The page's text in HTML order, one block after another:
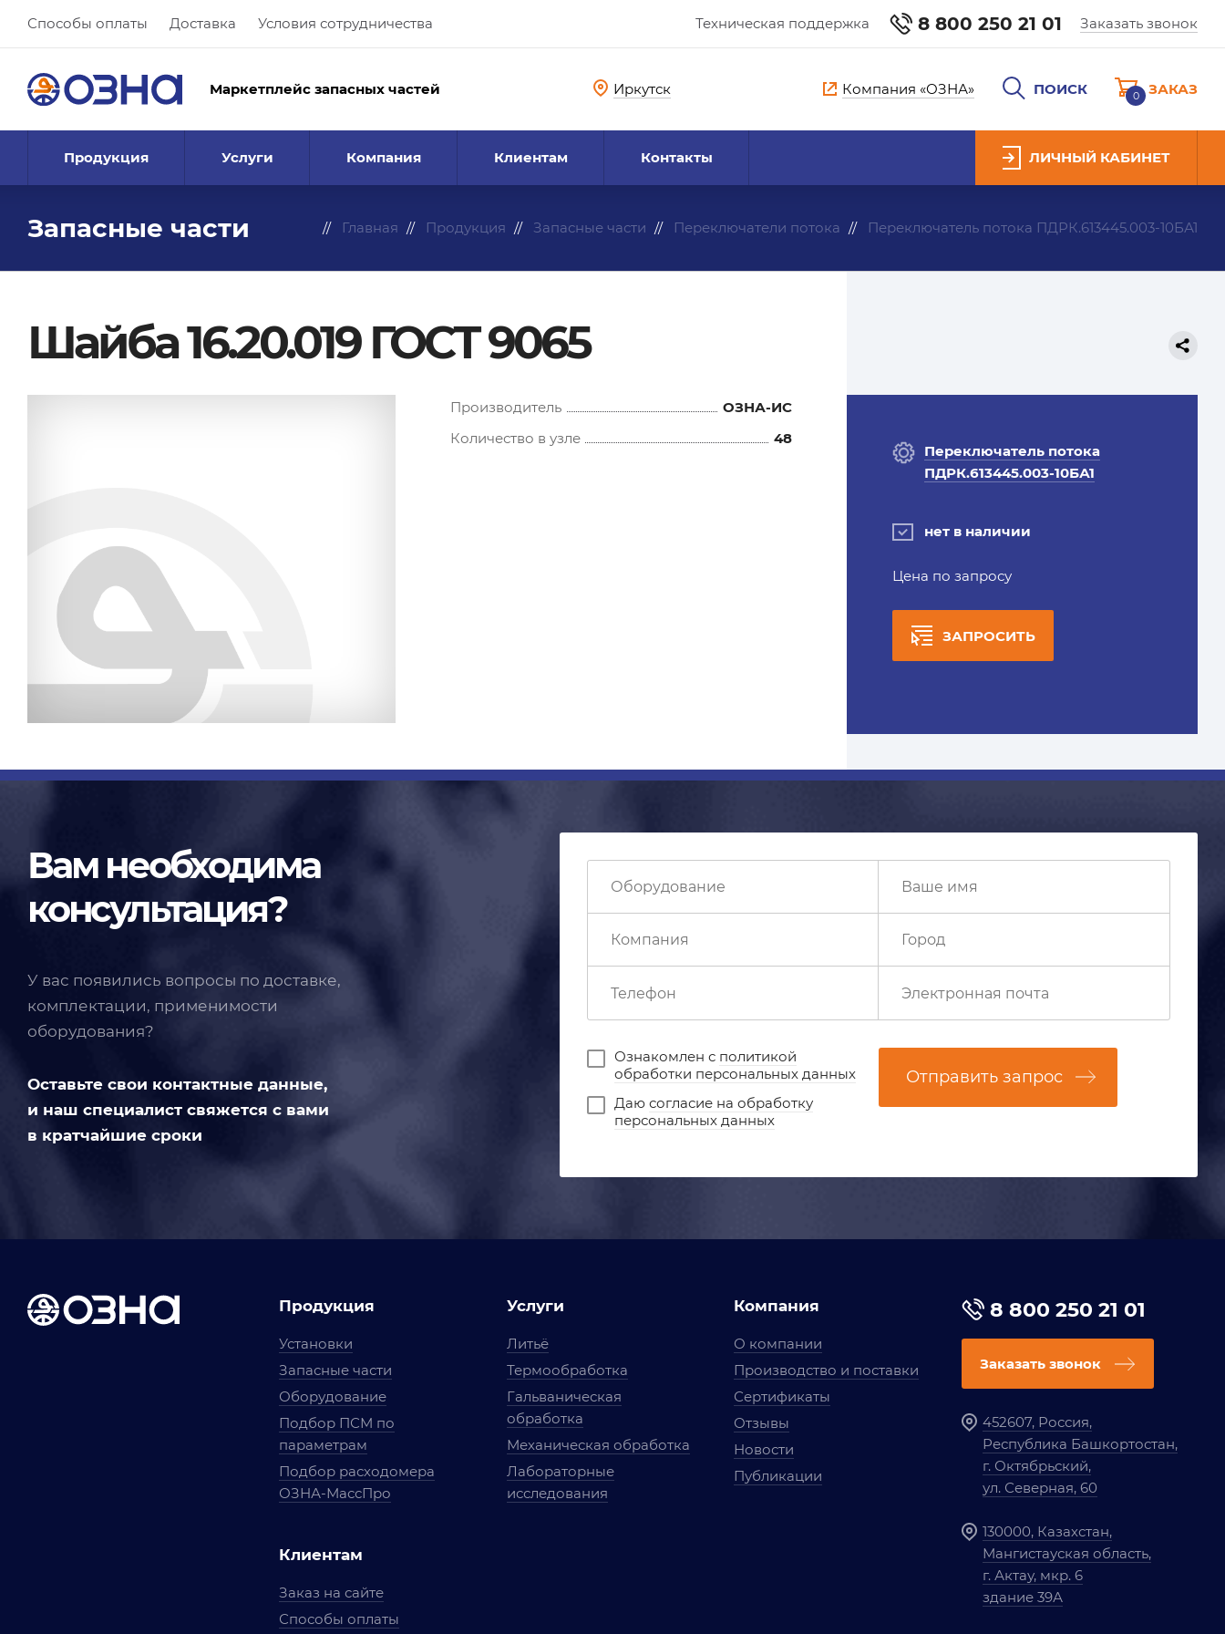
Способы оплаты Доставка Условия сотрудничества Техническая поддержка 8 800 250 21 01 Заказать звонок
Маркетплейс запасных частей Иркутск Компания «ОЗНА» ПОИСК 0 ЗАКАЗ
Продукция Услуги Компания Клиентам Контакты ЛИЧНЫЙ КАБИНЕТ
Запасные части Главная Продукция Запасные части Переключатели потока Переключатель потока ПДРК.613445.003-10БА1
Шайба 16.20.019 ГОСТ 9065
Производитель
ОЗНА-ИС
Количество в узле
48
Переключатель потока
ПДРК.613445.003-10БА1
нет в наличии
Цена по запросу
ЗАПРОСИТЬ
Вам необходима
консультация?
У вас появились вопросы по доставке,
комплектации, применимости
оборудования?
Оставьте свои контактные данные,
и наш специалист свяжется с вами
в кратчайшие сроки
Ознакомлен с политикой
обработки персональных данных
Даю согласие на обработку
персональных данных
Отправить запрос
Продукция
Установки
Запасные части
Оборудование
Подбор ПСМ по
параметрам
Подбор расходомера
ОЗНА-МассПро
Клиентам
Заказ на сайте
Способы оплаты
Услуги
Литьё
Термообработка
Гальваническая
обработка
Механическая обработка
Лабораторные
исследования
Компания
О компании
Производство и поставки
Сертификаты
Отзывы
Новости
Публикации
8 800 250 21 01
Заказать звонок
452607, Россия,
Республика Башкортостан,
г. Октябрьский,
ул. Северная, 60
130000, Казахстан,
Мангистауская область,
г. Актау, мкр. 6
здание 39А